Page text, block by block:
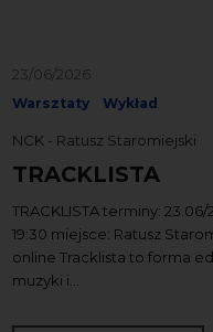
23/06/2026
Warsztaty Wykład
NCK - Ratusz Staromiejski
TRACKLISTA
TRACKLISTA terminy:
19:30 miejsce: Ratusz
online Tracklista to forma
muzyki i...